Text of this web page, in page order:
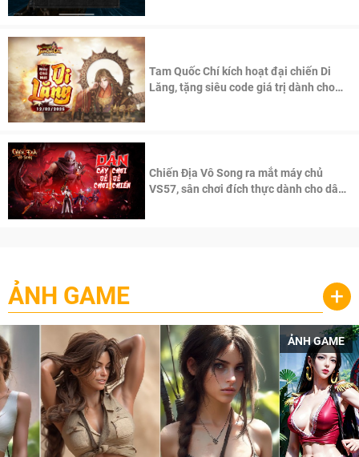
Tam Quốc Chí kích hoạt đại chiến Di
Lăng, tặng siêu code giá trị dành cho
Chiến Địa Vô Song ra mắt máy chủ
VS57, sân chơi đích thực dành cho dân
ẢNH GAME +
ẢNH GAME